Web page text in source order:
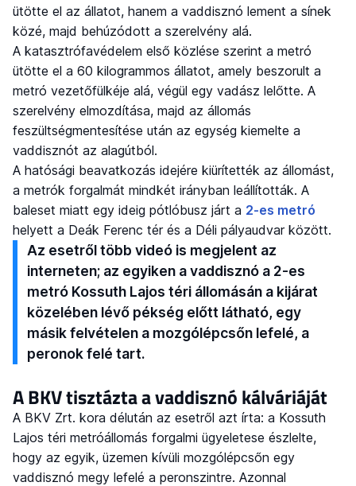
ütötte el az állatot, hanem a vaddisznó lement a sínek
közé, majd behúzódott a szerelvény alá.
A katasztrófavédelem első közlése szerint a metró
ütötte el a 60 kilogrammos állatot, amely beszorult a
metró vezetőfülkéje alá, végül egy vadász lelőtte. A
szerelvény elmozdítása, majd az állomás
feszültségmentesítése után az egység kiemelte a
vaddisznót az alagútból.
A hatósági beavatkozás idejére kiürítették az állomást,
a metrók forgalmát mindkét irányban leállították. A
baleset miatt egy ideig pótlóbusz járt a 2-es metró
helyett a Deák Ferenc tér és a Déli pályaudvar között.
Az esetről több videó is megjelent az
interneten; az egyiken a vaddisznó a 2-es
metró Kossuth Lajos téri állomásán a kijárat
közelében lévő pékség előtt látható, egy
másik felvételen a mozgólépcsőn lefelé, a
peronok felé tart.
A BKV tisztázta a vaddisznó kálváriáját
A BKV Zrt. kora délután az esetről azt írta: a Kossuth
Lajos téri metróállomás forgalmi ügyeletese észlelte,
hogy az egyik, üzemen kívüli mozgólépcsőn egy
vaddisznó megy lefelé a peronszintre. Azonnal